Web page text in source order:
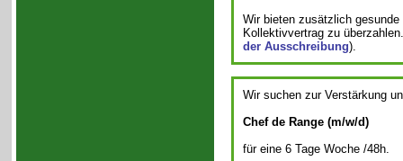
Wir bieten zusätzlich
Kollektivvertrag zu
der Ausschreibung).
Wir suchen zur Verstärkung
Chef de Range (m/w/d)
für eine 6 Tage Woche /48h.